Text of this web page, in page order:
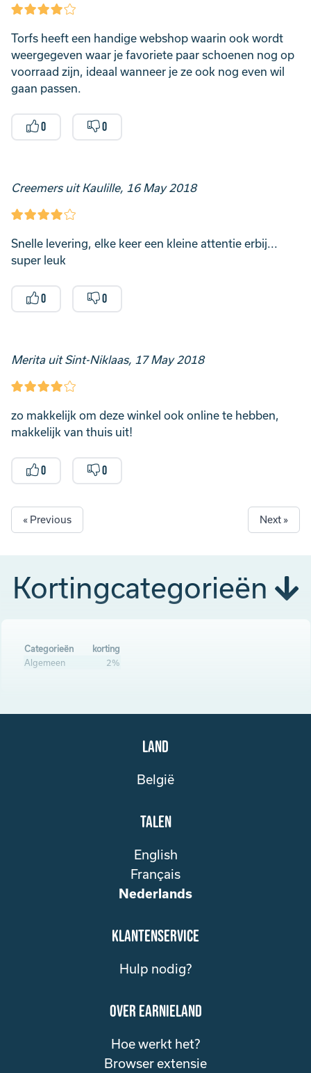
Torfs heeft een handige webshop waarin ook wordt
weergegeven waar je favoriete paar schoenen nog op
voorraad zijn, ideaal wanneer je ze ook nog even wil
gaan passen.
0 0
Creemers uit Kaulille, 16 May 2018
Snelle levering, elke keer een kleine attentie erbij...
super leuk
0 0
Merita uit Sint-Niklaas, 17 May 2018
zo makkelijk om deze winkel ook online te hebben,
makkelijk van thuis uit!
0 0
« Previous Next »
Kortingcategorieën
Categorieën
korting
Algemeen
2%
Land
België
Talen
English
Français
Nederlands
klantenservice
Hulp nodig?
over Earnieland
Hoe werkt het?
Browser extensie